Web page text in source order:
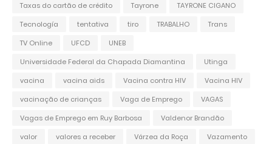
Taxas do cartão de crédito
Tayrone
TAYRONE CIGANO
Tecnología
tentativa tiro TRABALHO
Trans
TV Online
UFCD
UNEB
Universidade Federal da Chapada Diamantina
Utinga
vacina
vacina aids Vacina contra HIV
Vacina HIV
vacinação de crianças
Vaga de Emprego
VAGAS
Vagas de Emprego em Ruy Barbosa
Valdenor Brandão
valor
valores a receber Várzea da Roça
Vazamento